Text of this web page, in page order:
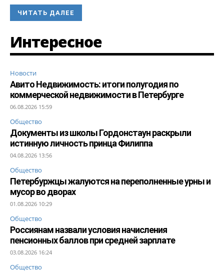
ЧИТАТЬ ДАЛЕЕ
Интересное
Новости
Авито Недвижимость: итоги полугодия по
коммерческой недвижимости в Петербурге
06.08.2026 15:59
Общество
Документы из школы Гордонстаун раскрыли
истинную личность принца Филиппа
04.08.2026 13:56
Общество
Петербуржцы жалуются на переполненные урны и
мусор во дворах
01.08.2026 10:29
Общество
Россиянам назвали условия начисления
пенсионных баллов при средней зарплате
03.08.2026 16:24
Общество